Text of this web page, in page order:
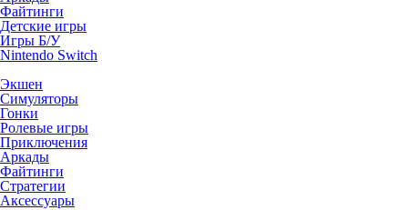
Файтинги
Детские игры
Игры Б/У
Nintendo Switch
Экшен
Симуляторы
Гонки
Ролевые игры
Приключения
Аркады
Файтинги
Стратегии
Аксессуары